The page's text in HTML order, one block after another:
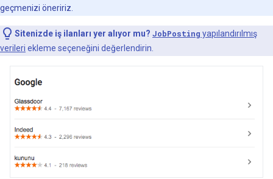
geçmenizi öneririz.
Sitenizde iş ilanları yer alıyor mu? JobPosting yapılandırılmış
verileri ekleme seçeneğini değerlendirin.